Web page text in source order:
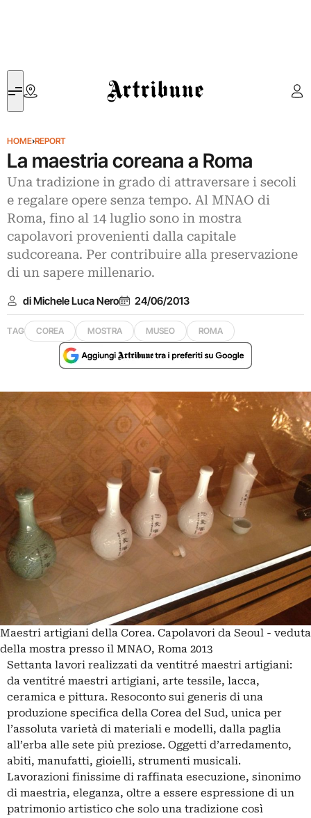
Artribune
HOME›REPORT
La maestria coreana a Roma
Una tradizione in grado di attraversare i secoli
e regalare opere senza tempo. Al MNAO di
Roma, fino al 14 luglio sono in mostra
capolavori provenienti dalla capitale
sudcoreana. Per contribuire alla preservazione
di un sapere millenario.
di Michele Luca Nero 24/06/2013
TAG COREA MOSTRA MUSEO ROMA
Maestri artigiani della Corea. Capolavori da Seoul - veduta
della mostra presso il MNAO, Roma 2013
Settanta lavori realizzati da ventitré maestri artigiani:
da ventitré maestri artigiani, arte tessile, lacca,
ceramica e pittura. Resoconto sui generis di una
produzione specifica della Corea del Sud, unica per
l’assoluta varietà di materiali e modelli, dalla paglia
all’erba alle sete più preziose. Oggetti d’arredamento,
abiti, manufatti, gioielli, strumenti musicali.
Lavorazioni finissime di raffinata esecuzione, sinonimo
di maestria, eleganza, oltre a essere espressione di un
patrimonio artistico che solo una tradizione così